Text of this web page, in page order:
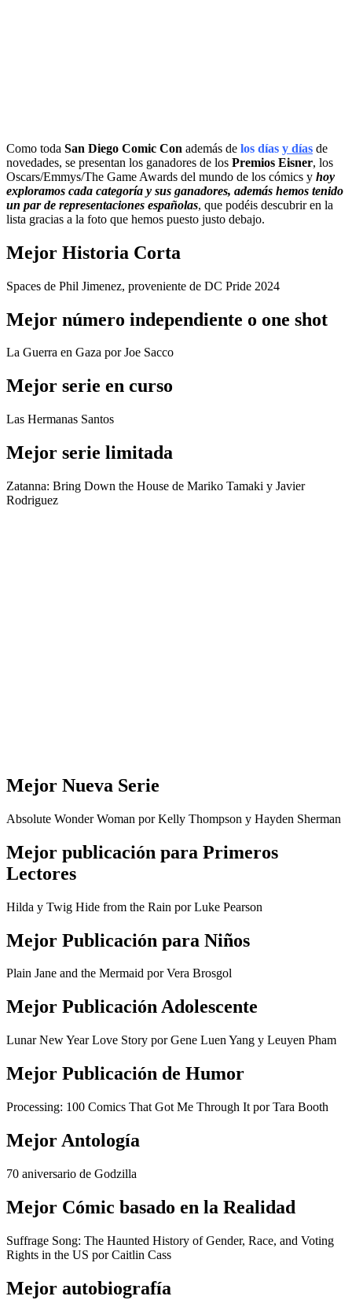
Como toda San Diego Comic Con además de los días y días de
novedades, se presentan los ganadores de los Premios Eisner, los
Oscars/Emmys/The Game Awards del mundo de los cómics y hoy
exploramos cada categoría y sus ganadores, además hemos tenido
un par de representaciones españolas, que podéis descubrir en la
lista gracias a la foto que hemos puesto justo debajo.
Mejor Historia Corta
Spaces de Phil Jimenez, proveniente de DC Pride 2024
Mejor número independiente o one shot
La Guerra en Gaza por Joe Sacco
Mejor serie en curso
Las Hermanas Santos
Mejor serie limitada
Zatanna: Bring Down the House de Mariko Tamaki y Javier
Rodriguez
Mejor Nueva Serie
Absolute Wonder Woman por Kelly Thompson y Hayden Sherman
Mejor publicación para Primeros
Lectores
Hilda y Twig Hide from the Rain por Luke Pearson
Mejor Publicación para Niños
Plain Jane and the Mermaid por Vera Brosgol
Mejor Publicación Adolescente
Lunar New Year Love Story por Gene Luen Yang y Leuyen Pham
Mejor Publicación de Humor
Processing: 100 Comics That Got Me Through It por Tara Booth
Mejor Antología
70 aniversario de Godzilla
Mejor Cómic basado en la Realidad
Suffrage Song: The Haunted History of Gender, Race, and Voting
Rights in the US por Caitlin Cass
Mejor autobiografía